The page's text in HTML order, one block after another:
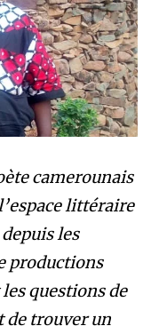
camerounais
littéraire
les
productions
questions de
de trouver un